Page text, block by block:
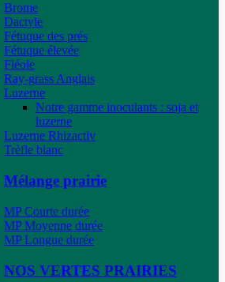
Brome
Dactyle
Fétuque des prés
Fétuque élevée
Fléole
Ray-grass Anglais
Luzerne
Notre gamme inoculants : soja et
luzerne
Luzerne Rhizactiv
Trèfle blanc
Mélange prairie
MP Courte durée
MP Moyenne durée
MP Longue durée
NOS VERTES PRAIRIES